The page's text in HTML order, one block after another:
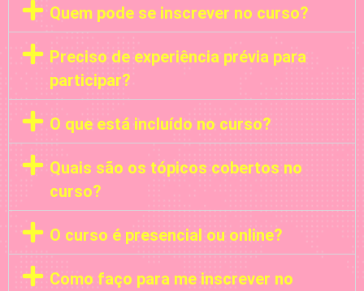
Quem pode se inscrever no curso?
Preciso de experiência prévia para
participar?
O que está incluído no curso?
Quais são os tópicos cobertos no
curso?
O curso é presencial ou online?
Como faço para me inscrever no